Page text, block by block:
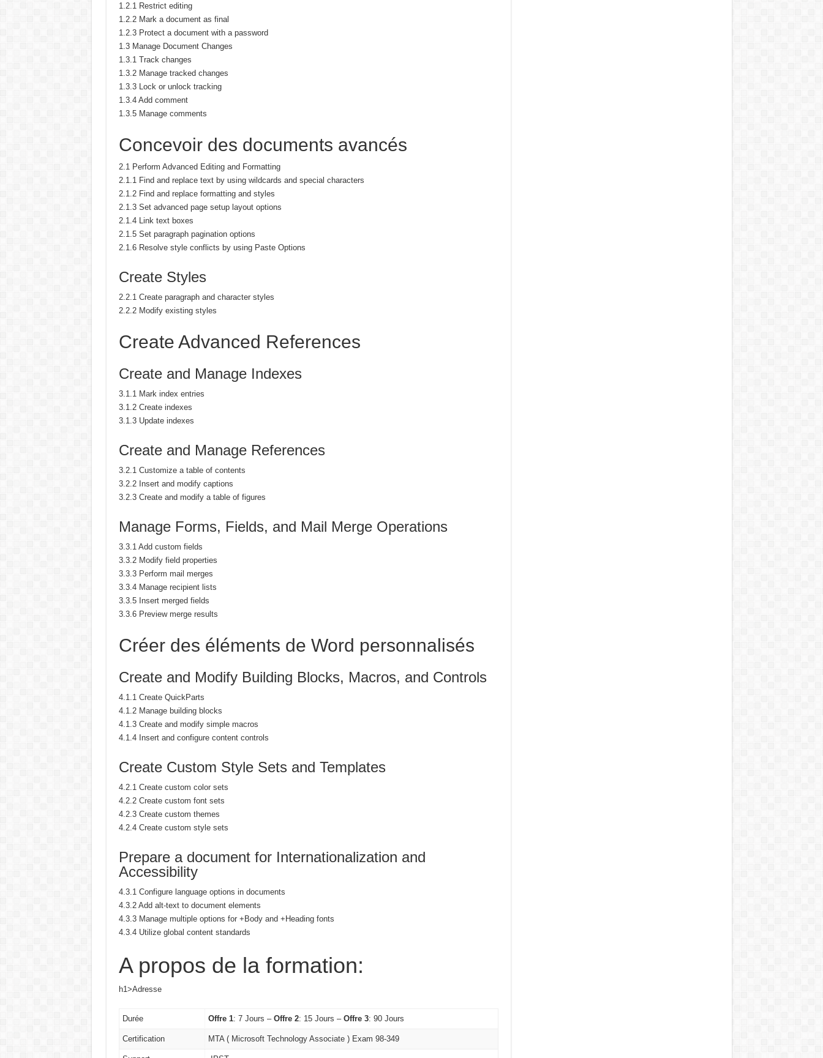
1.2.1 Restrict editing
1.2.2 Mark a document as final
1.2.3 Protect a document with a password
1.3 Manage Document Changes
1.3.1 Track changes
1.3.2 Manage tracked changes
1.3.3 Lock or unlock tracking
1.3.4 Add comment
1.3.5 Manage comments
Concevoir des documents avancés
2.1 Perform Advanced Editing and Formatting
2.1.1 Find and replace text by using wildcards and special characters
2.1.2 Find and replace formatting and styles
2.1.3 Set advanced page setup layout options
2.1.4 Link text boxes
2.1.5 Set paragraph pagination options
2.1.6 Resolve style conflicts by using Paste Options
Create Styles
2.2.1 Create paragraph and character styles
2.2.2 Modify existing styles
Create Advanced References
Create and Manage Indexes
3.1.1 Mark index entries
3.1.2 Create indexes
3.1.3 Update indexes
Create and Manage References
3.2.1 Customize a table of contents
3.2.2 Insert and modify captions
3.2.3 Create and modify a table of figures
Manage Forms, Fields, and Mail Merge Operations
3.3.1 Add custom fields
3.3.2 Modify field properties
3.3.3 Perform mail merges
3.3.4 Manage recipient lists
3.3.5 Insert merged fields
3.3.6 Preview merge results
Créer des éléments de Word personnalisés
Create and Modify Building Blocks, Macros, and Controls
4.1.1 Create QuickParts
4.1.2 Manage building blocks
4.1.3 Create and modify simple macros
4.1.4 Insert and configure content controls
Create Custom Style Sets and Templates
4.2.1 Create custom color sets
4.2.2 Create custom font sets
4.2.3 Create custom themes
4.2.4 Create custom style sets
Prepare a document for Internationalization and
Accessibility
4.3.1 Configure language options in documents
4.3.2 Add alt-text to document elements
4.3.3 Manage multiple options for +Body and +Heading fonts
4.3.4 Utilize global content standards
A propos de la formation:
h1>Adresse
Durée Offre 1: 7 Jours – Offre 2: 15 Jours – Offre 3: 90 Jours
Certification MTA ( Microsoft Technology Associate ) Exam 98-349